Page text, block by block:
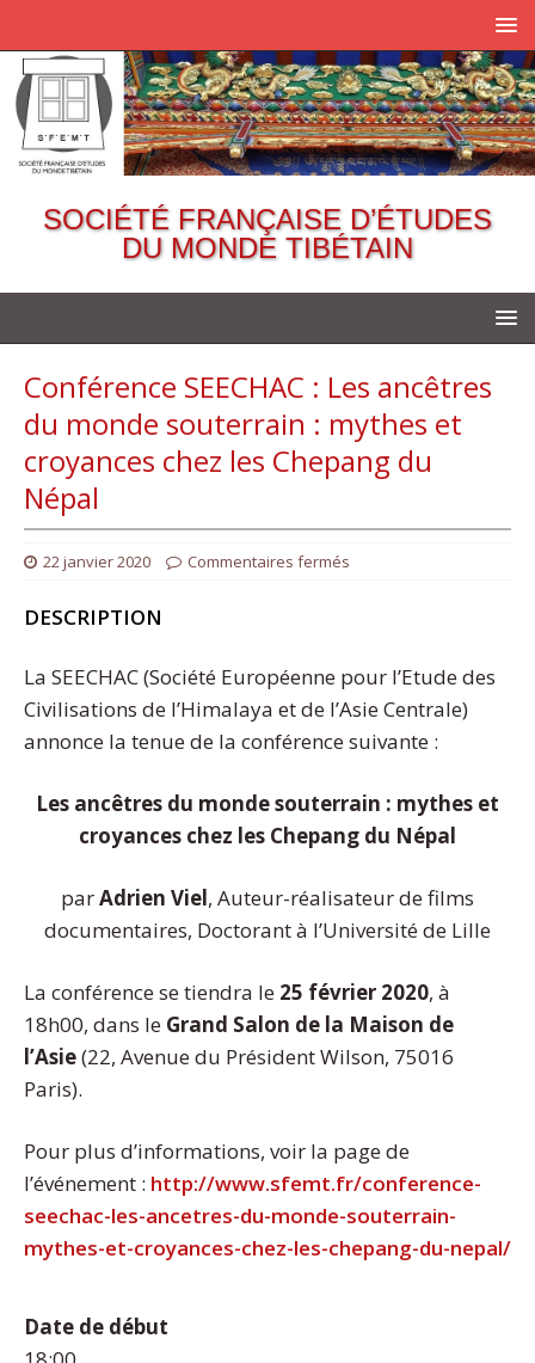
SOCIÉTÉ FRANÇAISE D’ÉTUDES
DU MONDE TIBÉTAIN
Conférence SEECHAC : Les ancêtres
du monde souterrain : mythes et
croyances chez les Chepang du
Népal
22 janvier 2020 Commentaires fermés
DESCRIPTION
La SEECHAC (Société Européenne pour l’Etude des
Civilisations de l’Himalaya et de l’Asie Centrale)
annonce la tenue de la conférence suivante :
Les ancêtres du monde souterrain : mythes et
croyances chez les Chepang du Népal
parAdrien Viel, Auteur-réalisateur de films
documentaires, Doctorant à l’Université de Lille
La conférence se tiendra le 25 février 2020, à
18h00, dans le Grand Salon de la Maison de
l’Asie(22, Avenue du Président Wilson, 75016
Paris).
Pour plus d’informations, voir la page de
l’événement : http://www.sfemt.fr/conference-
seechac-les-ancetres-du-monde-souterrain-
mythes-et-croyances-chez-les-chepang-du-nepal/
Date de début